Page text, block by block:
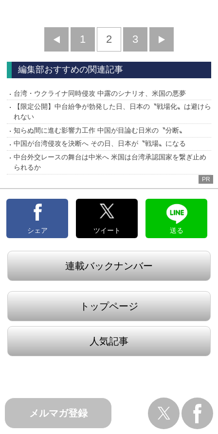
前
へ
1 2 3
へ
編集部おすすめの関連記事
台湾・ウクライナ同時侵攻 中露のシナリオ、米国の悪夢
【限定公開】中台紛争が勃発した日、日本の〝戦場化〟は避けら
れない
知らぬ間に進む影響力工作 中国が目論む日米の〝分断〟
中国が台湾侵攻を決断へ その日、日本が〝戦場〟になる
中台外交レースの舞台は中米へ 米国は台湾承認国家を繋ぎ止め
られるか
PR
シェア ツイート 送る
連載バックナンバー
トップページ
人気記事
メルマガ登録